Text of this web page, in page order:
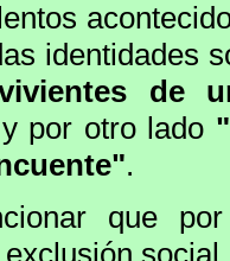
identidades
de
y por otro lado
.
que
social